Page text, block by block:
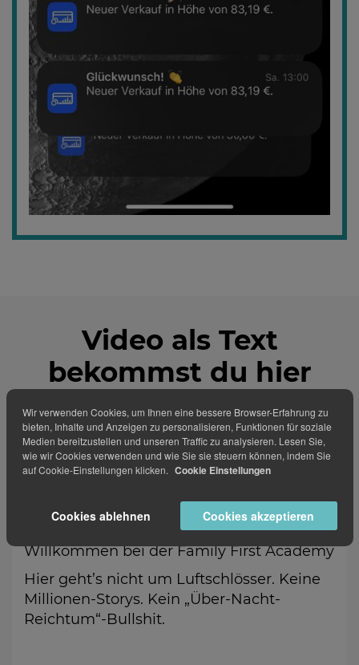
Video als Text
bekommst du hier
Du liest lieber, als dir ein 8-Minuten Video
anzusehen? Kein Problem!
First Academy
Willkommen bei der Family First Academy
Hier geht’s nicht um Luftschlösser. Keine
Millionen-Storys. Kein „Über-Nacht-
Reichtum“-Bullshit.
Wir verwenden Cookies, um Ihnen eine bessere Browser-Erfahrung zu
bieten, Inhalte und Anzeigen zu personalisieren, Funktionen für soziale
Medien bereitzustellen und unseren Traffic zu analysieren. Lesen Sie,
wie wir Cookies verwenden und wie Sie sie steuern können, indem Sie
auf Cookie-Einstellungen klicken. Cookie Einstellungen
Cookies ablehnen Cookies akzeptieren